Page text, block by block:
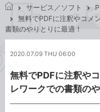
で
き
ッ
サービス／ソフト
無料でPDFに注釈やコメ
書類のやりとりに最適！
2020.07.09 THU 06:00
無料でPDFに注釈や
レワークでの書類の